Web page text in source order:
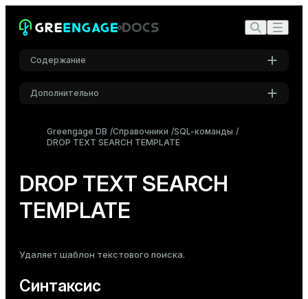
Содержание
Синтаксис
Параметры
Дополнительно
Шрифт
Шрифт кода
Roboto Mono
Средний
Greengage DB Справочники SQL-команды
DROP TEXT SEARCH TEMPLATE
DROP TEXT SEARCH
TEMPLATE
Удаляет шаблон текстового поиска.
Синтаксис